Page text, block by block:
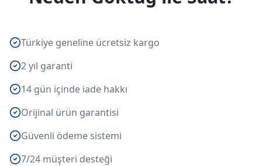
Türkiye geneline ücretsiz kargo
2 yıl garanti
14 gün içinde iade hakkı
Orijinal ürün garantisi
Güvenli ödeme sistemi
7/24 müşteri desteği